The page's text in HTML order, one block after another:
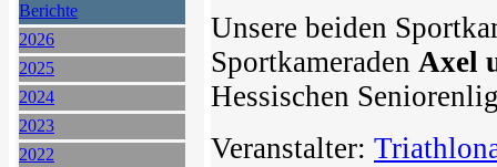
Berichte
2026
2025
2024
2023
2022
Unsere beiden
Sportkameraden Axel
Hessischen
Veranstalter: